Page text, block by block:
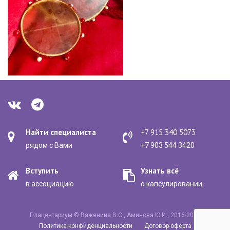
+7 915 340 5073
+7 903 544 3420
Найти специалиста
рядом с Вами
Узнать всё
о капсулировании
Вступить
в ассоциацию
Плацентариум © Важенина В.С., Аминова Ю.И., 2016-2020
Политика конфиденциальности
Договор-оферта